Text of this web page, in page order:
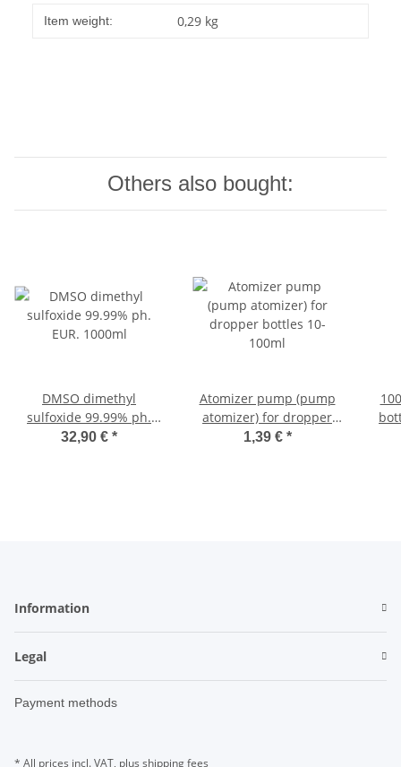
Item weight: 0,29 kg
Others also bought:
DMSO dimethyl
sulfoxide 99.99% ph.
EUR. 1000ml
32,90 € *
Atomizer pump (pump
atomizer) for dropper
bottles 10-100ml
1,39 € *
Information
Legal
Payment methods
* All prices incl. VAT, plus shipping fees